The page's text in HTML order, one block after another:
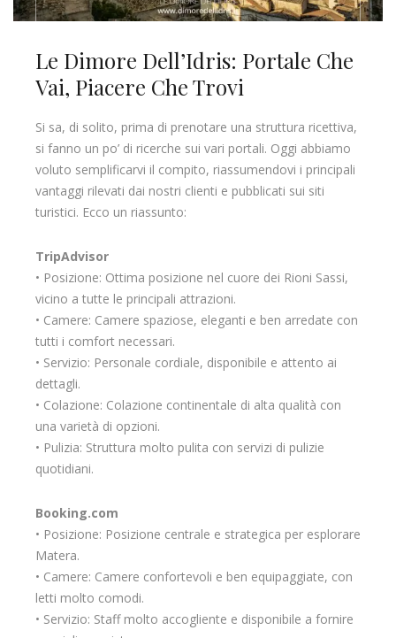
Le Dimore Dell’Idris: Portale Che
Vai, Piacere Che Trovi
Si sa, di solito, prima di prenotare una struttura ricettiva,
si fanno un po’ di ricerche sui vari portali. Oggi abbiamo
voluto semplificarvi il compito, riassumendovi i principali
vantaggi rilevati dai nostri clienti e pubblicati sui siti
turistici. Ecco un riassunto:
TripAdvisor
• Posizione: Ottima posizione nel cuore dei Rioni Sassi,
vicino a tutte le principali attrazioni.
• Camere: Camere spaziose, eleganti e ben arredate con
tutti i comfort necessari.
• Servizio: Personale cordiale, disponibile e attento ai
dettagli.
• Colazione: Colazione continentale di alta qualità con
una varietà di opzioni.
• Pulizia: Struttura molto pulita con servizi di pulizie
quotidiani.
Booking.com
• Posizione: Posizione centrale e strategica per esplorare
Matera.
• Camere: Camere confortevoli e ben equipaggiate, con
letti molto comodi.
• Servizio: Staff molto accogliente e disponibile a fornire